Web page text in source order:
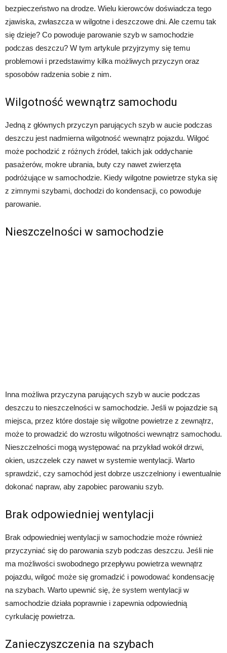
bezpieczeństwo na drodze. Wielu kierowców doświadcza tego
zjawiska, zwłaszcza w wilgotne i deszczowe dni. Ale czemu tak
się dzieje? Co powoduje parowanie szyb w samochodzie
podczas deszczu? W tym artykule przyjrzymy się temu
problemowi i przedstawimy kilka możliwych przyczyn oraz
sposobów radzenia sobie z nim.
Wilgotność wewnątrz samochodu
Jedną z głównych przyczyn parujących szyb w aucie podczas
deszczu jest nadmierna wilgotność wewnątrz pojazdu. Wilgoć
może pochodzić z różnych źródeł, takich jak oddychanie
pasażerów, mokre ubrania, buty czy nawet zwierzęta
podróżujące w samochodzie. Kiedy wilgotne powietrze styka się
z zimnymi szybami, dochodzi do kondensacji, co powoduje
parowanie.
Nieszczelności w samochodzie
Inna możliwa przyczyna parujących szyb w aucie podczas
deszczu to nieszczelności w samochodzie. Jeśli w pojazdzie są
miejsca, przez które dostaje się wilgotne powietrze z zewnątrz,
może to prowadzić do wzrostu wilgotności wewnątrz samochodu.
Nieszczelności mogą występować na przykład wokół drzwi,
okien, uszczelek czy nawet w systemie wentylacji. Warto
sprawdzić, czy samochód jest dobrze uszczelniony i ewentualnie
dokonać napraw, aby zapobiec parowaniu szyb.
Brak odpowiedniej wentylacji
Brak odpowiedniej wentylacji w samochodzie może również
przyczyniać się do parowania szyb podczas deszczu. Jeśli nie
ma możliwości swobodnego przepływu powietrza wewnątrz
pojazdu, wilgoć może się gromadzić i powodować kondensację
na szybach. Warto upewnić się, że system wentylacji w
samochodzie działa poprawnie i zapewnia odpowiednią
cyrkulację powietrza.
Zanieczyszczenia na szybach